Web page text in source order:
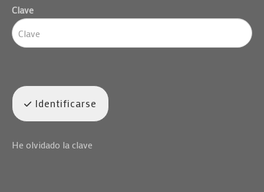
Clave
Identificarse
He olvidado la clave